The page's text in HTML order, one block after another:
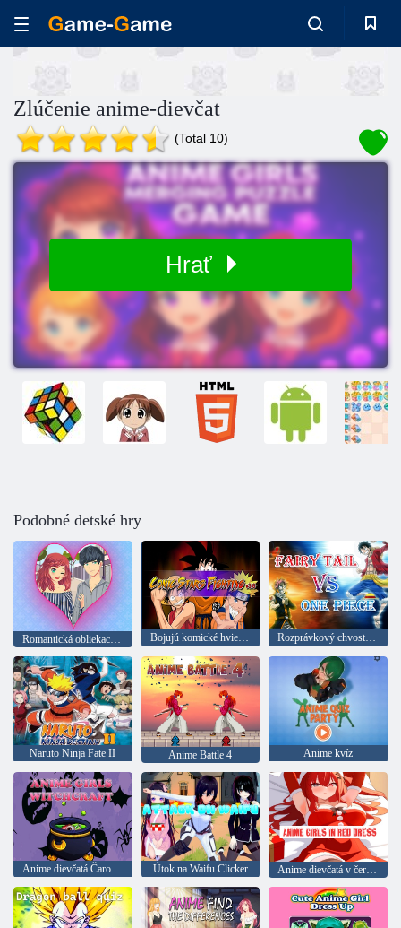
Zlúčenie anime-dievčat
(Total 10)
Hrať
Podobné detské hry
Romantická obliekacia hra pre anime páry Bojujú komické hviezdy Rozprávkový chvost vs jeden kus 2
Naruto Ninja Fate II Anime Battle 4 Anime kvíz
Anime dievčatá Čarodejníctvo Útok na Waifu Clicker Anime dievčatá v červených šatách Puzzle